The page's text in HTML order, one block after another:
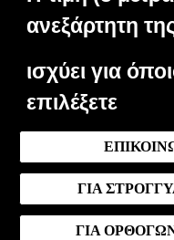
ανεξάρτητη
ισχύει για
επιλέξετε
ΓΙΑ
ΓΙΑ